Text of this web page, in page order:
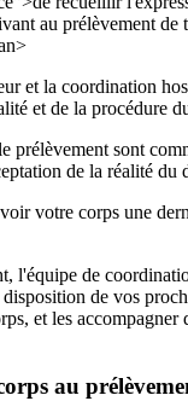
au prélèvement de
et la coordination
et de la procédure
prélèvement sont
de la réalité du
votre corps une
l'équipe de
de vos
et les accompagner
au